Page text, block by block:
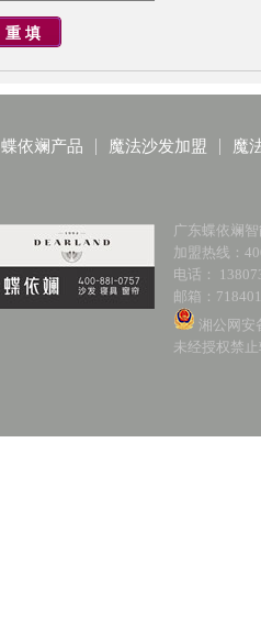
蝶依斓产品 魔法沙发加盟 魔
广东蝶依斓
加盟热线：
电话：
邮箱：
湘公网安
未经授权禁